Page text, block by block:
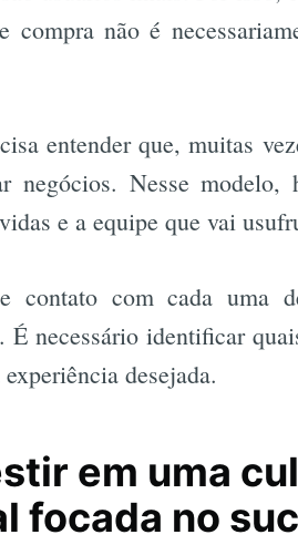
compra não é
entender que, muitas
negócios. Nesse
e a equipe que vai
contato com cada uma
É necessário identificar
desejada.
em uma
focada no